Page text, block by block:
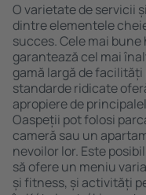
O varietate de servicii
dintre elementele
succes. Cele mai
garantează cel mai
gamă largă de
standarde ridicate
apropiere de
Oaspeții pot folosi
cameră sau un
nevoilor lor. Este
să ofere un meniu
și fitness, și activități